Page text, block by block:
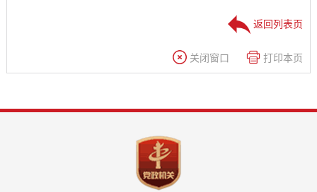
返回列表页
关闭窗口 打印本页